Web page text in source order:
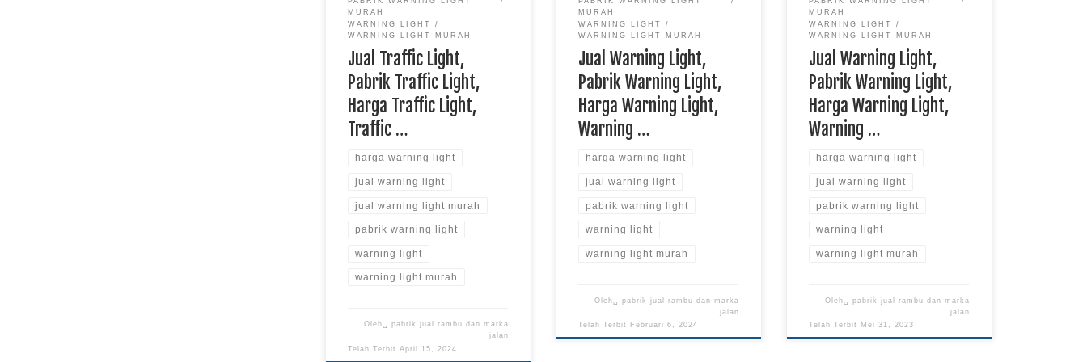
MURAH
WARNING LIGHT
WARNING LIGHT MURAH
Jual Traffic Light,
Pabrik Traffic Light,
Harga Traffic Light,
Traffic …
harga warning light
jual warning light
jual warning light murah
pabrik warning light
warning light
warning light murah
Oleh␣ pabrik jual rambu dan marka
jalan
Telah TerbitApril 15, 2024
MURAH
WARNING LIGHT
WARNING LIGHT MURAH
Jual Warning Light,
Pabrik Warning Light,
Harga Warning Light,
Warning …
harga warning light
jual warning light
pabrik warning light
warning light
warning light murah
Oleh␣ pabrik jual rambu dan marka
jalan
Telah Terbit Februari 6, 2024
MURAH
WARNING LIGHT
WARNING LIGHT MURAH
Jual Warning Light,
Pabrik Warning Light,
Harga Warning Light,
Warning …
harga warning light
jual warning light
pabrik warning light
warning light
warning light murah
Oleh␣ pabrik jual rambu dan marka
jalan
Telah Terbit Mei 31, 2023